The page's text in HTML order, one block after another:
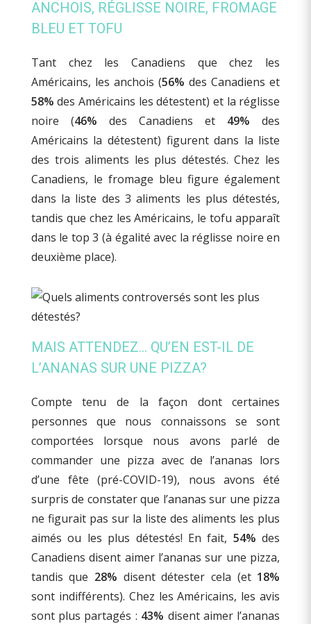
ANCHOIS, RÉGLISSE NOIRE, FROMAGE
BLEU ET TOFU
Tant chez les Canadiens que chez les
Américains, les anchois (56% des Canadiens et
58% des Américains les détestent) et la réglisse
noire (46% des Canadiens et 49% des
Américains la détestent) figurent dans la liste
des trois aliments les plus détestés. Chez les
Canadiens, le fromage bleu figure également
dans la liste des 3 aliments les plus détestés,
tandis que chez les Américains, le tofu apparaît
dans le top 3 (à égalité avec la réglisse noire en
deuxième place).
MAIS ATTENDEZ… QU’EN EST-IL DE
L’ANANAS SUR UNE PIZZA?
Compte tenu de la façon dont certaines
personnes que nous connaissons se sont
comportées lorsque nous avons parlé de
commander une pizza avec de l’ananas lors
d’une fête (pré-COVID-19), nous avons été
surpris de constater que l’ananas sur une pizza
ne figurait pas sur la liste des aliments les plus
aimés ou les plus détestés! En fait, 54% des
Canadiens disent aimer l’ananas sur une pizza,
tandis que 28% disent détester cela (et 18%
sont indifférents). Chez les Américains, les avis
sont plus partagés : 43% disent aimer l’ananas